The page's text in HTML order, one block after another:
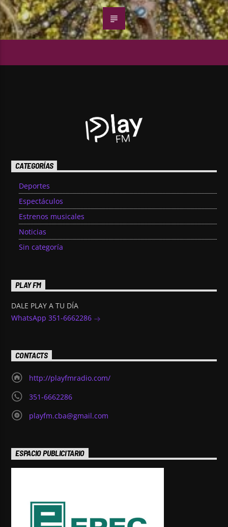
CATEGORÍAS
Deportes
Espectáculos
Estrenos musicales
Noticias
Sin categoría
PLAY FM
DALE PLAY A TU DÍA
WhatsApp 351-6662286
CONTACTS
http://playfmradio.com/
351-6662286
playfm.cba@gmail.com
ESPACIO PUBLICITARIO